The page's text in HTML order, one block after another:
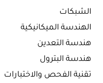
الشبكات
الهندسة الميكانيكية
هندسة التعدين
هندسة البترول
تقنية الفحص والاختبارات